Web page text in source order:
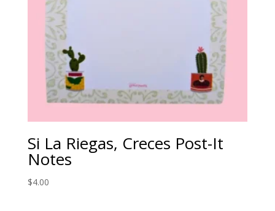
Si La Riegas, Creces Post-It
Notes
$4.00